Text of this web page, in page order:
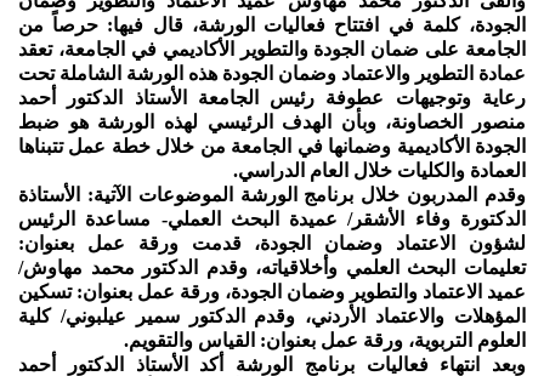
الجودة، كلمة في افتتاح فعاليات الورشة، قال فيها: حرصاً من
الجامعة على ضمان الجودة والتطوير الأكاديمي في الجامعة، تعقد
عمادة التطوير والاعتماد وضمان الجودة هذه الورشة الشاملة تحت
رعاية وتوجيهات عطوفة رئيس الجامعة الأستاذ الدكتور أحمد
منصور الخصاونة، وبأن الهدف الرئيسي لهذه الورشة هو ضبط
الجودة الأكاديمية وضمانها في الجامعة من خلال خطة عمل تتبناها
العمادة والكليات خلال العام الدراسي.
وقدم المدربون خلال برنامج الورشة الموضوعات الآتية: الأستاذة
الدكتورة وفاء الأشقر/ عميدة البحث العملي- مساعدة الرئيس
لشؤون الاعتماد وضمان الجودة، قدمت ورقة عمل بعنوان:
تعليمات البحث العلمي وأخلاقياته، وقدم الدكتور محمد مهاوش/
عميد الاعتماد والتطوير وضمان الجودة، ورقة عمل بعنوان: تسكين
المؤهلات والاعتماد الأردني، وقدم الدكتور سمير عيلبوني/ كلية
العلوم التربوية، ورقة عمل بعنوان: القياس والتقويم.
وبعد انتهاء فعاليات برنامج الورشة أكد الأستاذ الدكتور أحمد